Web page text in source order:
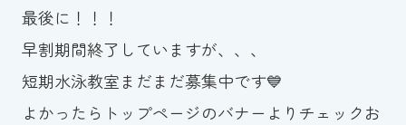
最後に！！！
早割期間終了していますが、、、
短期水泳教室まだまだ募集中です💙
よかったらトップページのバナーよりチェックお